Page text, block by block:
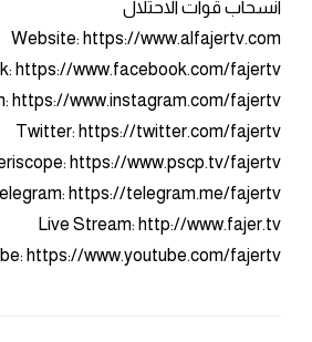
انسحاب قوات الاحتلال
Website: https://www.alfajertv.com
https://www.facebook.com/fajertv
https://www.instagram.com/fajertv
Twitter: https://twitter.com/fajertv
https://www.pscp.tv/fajertv
https://telegram.me/fajertv
Live Stream: http://www.fajer.tv
https://www.youtube.com/fajertv